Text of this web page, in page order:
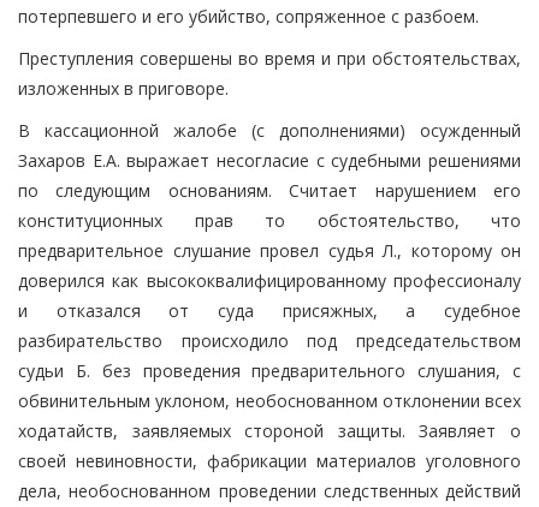
потерпевшего и его убийство, сопряженное с разбоем.
Преступления совершены во время и при обстоятельствах,
изложенных в приговоре.
В кассационной жалобе (с дополнениями) осужденный
Захаров Е.А. выражает несогласие с судебными решениями
по следующим основаниям. Считает нарушением его
конституционных прав то обстоятельство, что
предварительное слушание провел судья Л., которому он
доверился как высококвалифицированному профессионалу
и отказался от суда присяжных, а судебное
разбирательство происходило под председательством
судьи Б. без проведения предварительного слушания, с
обвинительным уклоном, необоснованном отклонении всех
ходатайств, заявляемых стороной защиты. Заявляет о
своей невиновности, фабрикации материалов уголовного
дела, необоснованном проведении следственных действий